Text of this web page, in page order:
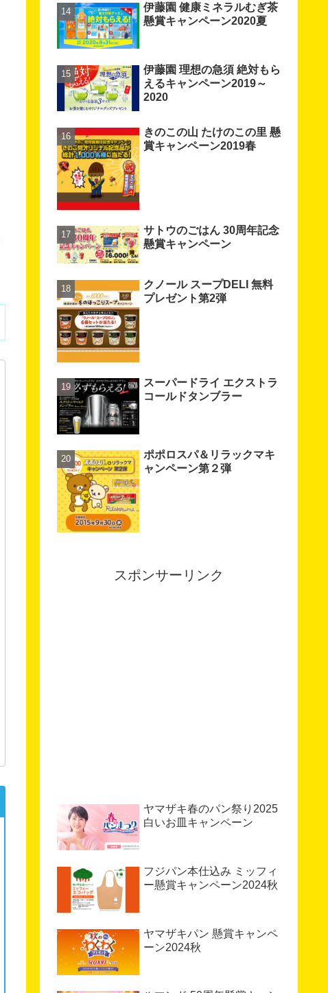
伊藤園 健康ミネラルむぎ茶
懸賞キャンペーン2020夏
伊藤園 理想の急須 絶対もら
えるキャンペーン2019～
2020
きのこの山 たけのこの里 懸
賞キャンペーン2019春
サトウのごはん 30周年記念
懸賞キャンペーン
クノール スープDELI 無料
プレゼント第2弾
スーパードライ エクストラ
コールドタンブラー
ポポロスパ＆リラックマキ
ャンペーン第２弾
スポンサーリンク
ヤマザキ春のパン祭り2025
白いお皿キャンペーン
フジパン本仕込み ミッフィ
ー懸賞キャンペーン2024秋
ヤマザキパン 懸賞キャンペ
ーン2024秋